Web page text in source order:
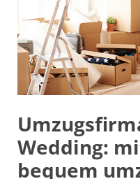
Wedding:
bequem